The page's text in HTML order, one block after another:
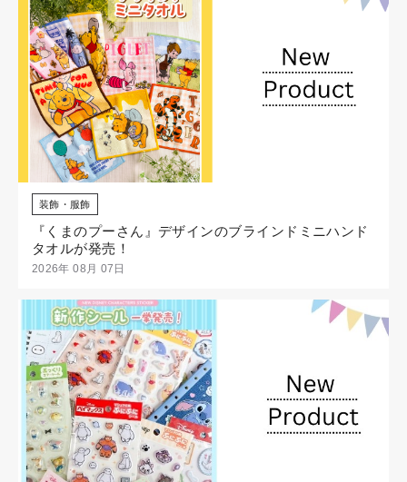
装飾・服飾
『くまのプーさん』デザインのブラインドミニハンド
タオルが発売！
2026年 08月 07日